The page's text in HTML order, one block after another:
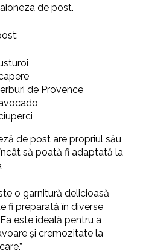
de post.
de Provence
de post are propriul său
să poată fi adaptată la
o garnitură delicioasă
fi preparată în diverse
este ideală pentru a
și cremozitate la